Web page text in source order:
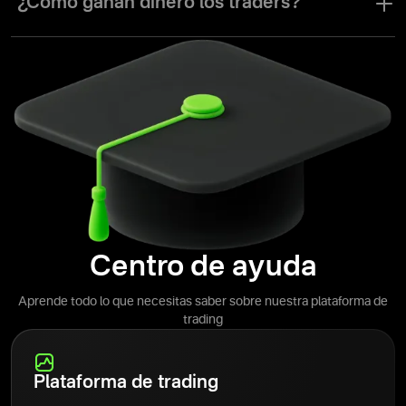
retirar.
¿Cómo ganan dinero los traders?
Los traders ganan dinero en función de los movimientos del
mercado. Hay diferentes maneras de hacer esto, pero el ejemplo
más sencillo sería comprar una acción por USD 10, esperar a que
el valor de la acción suba a USD 20 y venderla, obteniendo así una
ganancia de USD 10. Consulte nuestro centro de conocimientos
para obtener más información sobre otras formas de ganar dinero
operando.
Centro de ayuda
Aprende todo lo que necesitas saber sobre nuestra plataforma de
trading
Plataforma de trading